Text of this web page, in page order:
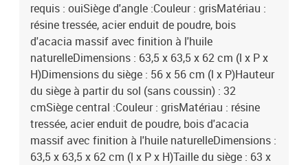
requis : ouiSiège d'angle :Couleur : grisMatériau :
résine tressée, acier enduit de poudre, bois
d'acacia massif avec finition à l'huile
naturelleDimensions : 63,5 x 63,5 x 62 cm (l x P x
H)Dimensions du siège : 56 x 56 cm (l x P)Hauteur
du siège à partir du sol (sans coussin) : 32
cmSiège central :Couleur : grisMatériau : résine
tressée, acier enduit de poudre, bois d'acacia
massif avec finition à l'huile naturelleDimensions :
63,5 x 63,5 x 62 cm (l x P x H)Taille du siège : 63 x